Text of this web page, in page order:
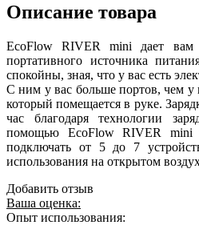
Описание товара
EcoFlow RIVER mini дает
портативного источника
спокойны, зная, что у вас есть
С ним у вас больше портов, чем у
который помещается в руке.
час благодаря технологии
помощью EcoFlow RIVER mini
подключать от 5 до 7
использования на открытом
Добавить отзыв
Ваша оценка:
Опыт использования: